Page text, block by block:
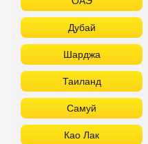
Вьетнам
Фантьет
Шри Ланка
Мальдивы